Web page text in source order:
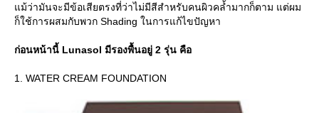
ม้ว่ามันจะมีข้อเสียตรงที่ว่าไม่มีสีสำหรับคนผิวคล้ำมากก็ตาม แต่ผม
ก็ใช้การผสมกับพวก Shading ในการแก้ไขปัญหา
ก่อนหน้านี้ Lunasol มีรองพื้นอยู่ 2 รุ่น คือ
1. WATER CREAM FOUNDATION